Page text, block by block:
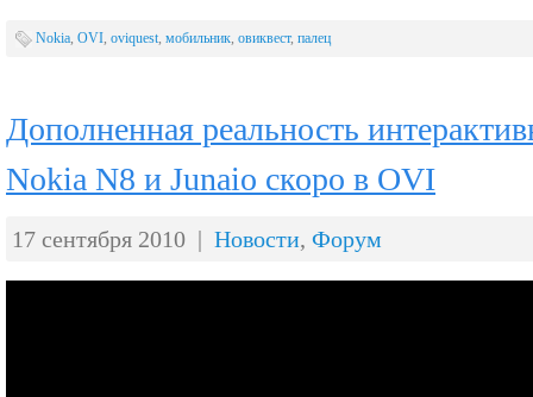
Nokia, OVI, oviquest, мобильник, овиквест, палец
Дополненная реальность
Nokia N8 и Junaio скоро в OVI
17 сентября 2010 | Новости, Форум